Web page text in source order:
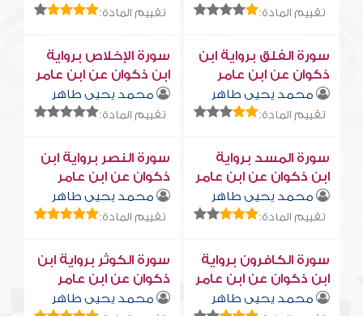
تقييم المادة: تقييم المادة:
سورة الفلق برواية ابن
ذكوان عن ابن عامر
محمد يحيى طاهر
تقييم المادة:
سورة الإخلاص برواية
ابن ذكوان عن ابن عامر
محمد يحيى طاهر
تقييم المادة:
سورة المسد برواية
ابن ذكوان عن ابن عامر
محمد يحيى طاهر
تقييم المادة:
سورة النصر برواية ابن
ذكوان عن ابن عامر
محمد يحيى طاهر
تقييم المادة:
سورة الكافرون برواية
ابن ذكوان عن ابن عامر
محمد يحيى طاهر
سورة الكوثر برواية ابن
ذكوان عن ابن عامر
محمد يحيى طاهر